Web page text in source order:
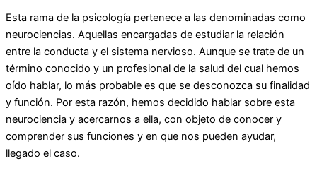
Esta rama de la psicología pertenece a las denominadas como
neurociencias. Aquellas encargadas de estudiar la relación
entre la conducta y el sistema nervioso. Aunque se trate de un
término conocido y un profesional de la salud del cual hemos
oído hablar, lo más probable es que se desconozca su finalidad
y función. Por esta razón, hemos decidido hablar sobre esta
neurociencia y acercarnos a ella, con objeto de conocer y
comprender sus funciones y en que nos pueden ayudar,
llegado el caso.